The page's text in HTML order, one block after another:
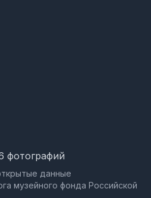
фотографий
данные
музейного фонда Российской